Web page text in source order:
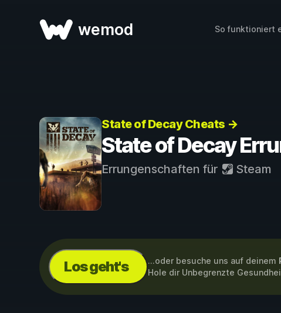
wemod So funktioniert
State of Decay Cheats →
State of Decay
Errungenschaften für Steam
Los geht's ...oder besuche uns auf deinem
Hole dir Unbegrenzte